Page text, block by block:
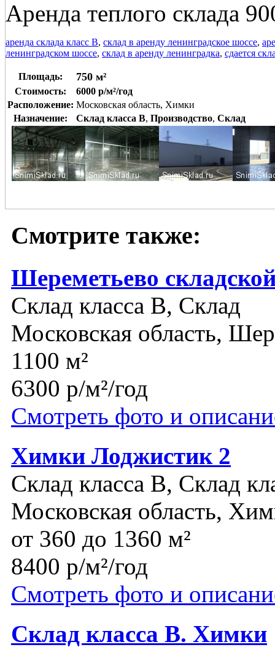
Аренда теплого склада
аренда склада класс В, склад в аренду ленинградское шоссе,
ленинградском шоссе, склад в аренду ленинградка, сдается
Площадь: 750 м²
Стоимость:
6000 р/м²/год
Расположение: Московская область, Химки
Назначение:
Склад класса B, Производство, Склад
Смотрите также:
Шереметьево
Склад класса B, Склад
Московская область,
1100 м²
6300 р/м²/год
Смотреть фото и
Химки Лоджистик 2
Склад класса B, Склад
Московская область,
от 360 до 1360 м²
8400 р/м²/год
Смотреть фото и
Склад класса В. Химки